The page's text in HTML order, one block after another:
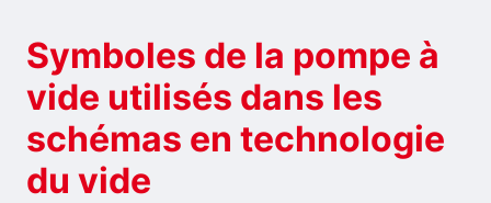
Symboles de la pompe à
vide utilisés dans les
schémas en technologie
du vide